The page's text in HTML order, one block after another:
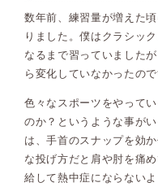
数年前、練習量が増えた
りました。僕はクラシッ
なるまで習っていました
ら変化していなかったので
色々なスポーツをやって
のか？というような事が
は、手首のスナップを効
な投げ方だと肩や肘を痛
給して熱中症にならない